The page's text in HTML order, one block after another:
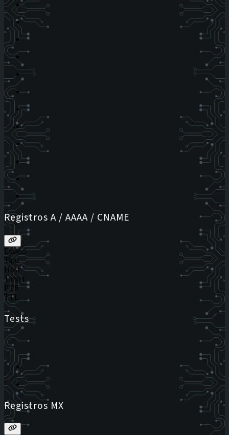
Registros A / AAAA / CNAME
Estado
Tipo
Host
Target
PTR
TTL
Tests
Registros MX